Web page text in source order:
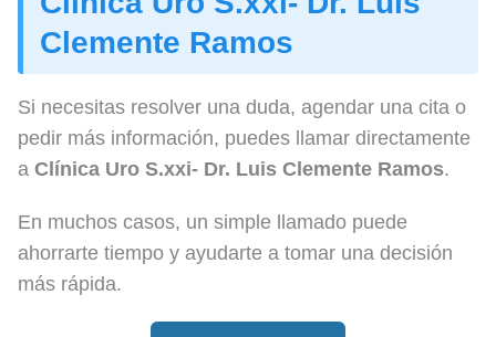
Clemente Ramos
Si necesitas resolver una duda, agendar una cita o
pedir más información, puedes llamar directamente
a Clínica Uro S.xxi- Dr. Luis Clemente Ramos.
En muchos casos, un simple llamado puede
ahorrarte tiempo y ayudarte a tomar una decisión
más rápida.